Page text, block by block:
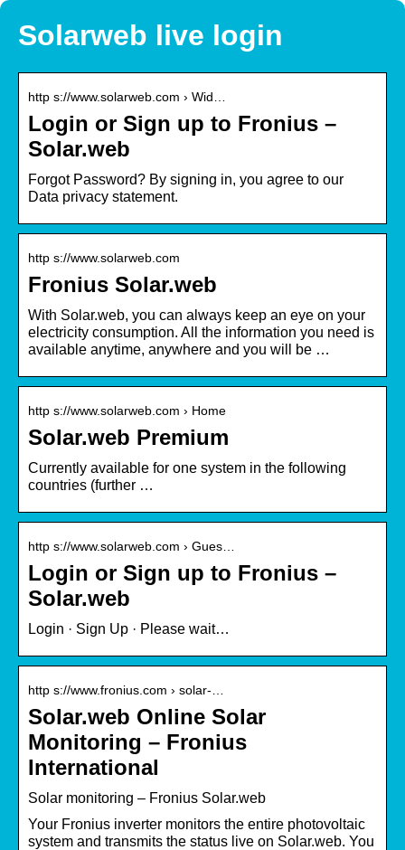
Solarweb live login
http s://www.solarweb.com › Wid…
Login or Sign up to Fronius –
Solar.web
Forgot Password? By signing in, you agree to our
Data privacy statement.
http s://www.solarweb.com
Fronius Solar.web
With Solar.web, you can always keep an eye on your
electricity consumption. All the information you need is
available anytime, anywhere and you will be …
http s://www.solarweb.com › Home
Solar.web Premium
Currently available for one system in the following
countries (further …
http s://www.solarweb.com › Gues…
Login or Sign up to Fronius –
Solar.web
Login · Sign Up · Please wait…
http s://www.fronius.com › solar-…
Solar.web Online Solar
Monitoring – Fronius
International
Solar monitoring – Fronius Solar.web
Your Fronius inverter monitors the entire photovoltaic
system and transmits the status live on Solar.web. You